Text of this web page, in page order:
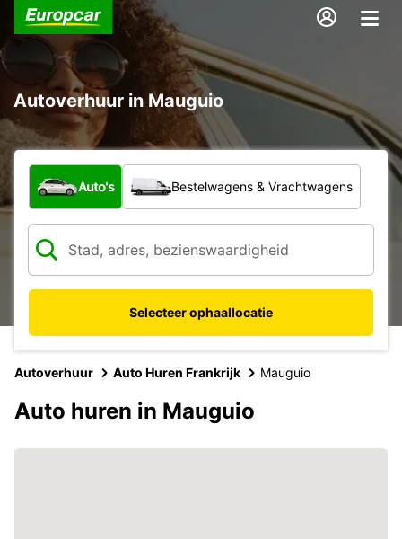
Autoverhuur in Mauguio
Welk type voertuig?
Auto's Bestelwagens & Vrachtwagens
Selecteer ophaallocatie
Autoverhuur Auto Huren Frankrijk Mauguio
Auto huren in Mauguio